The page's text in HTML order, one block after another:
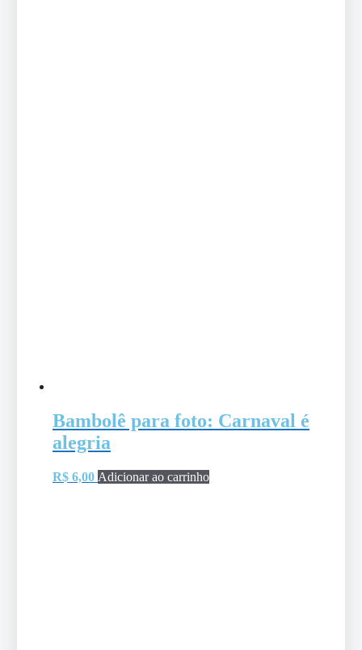
Bambolê para foto: Carnaval é
alegria
R$6,00 Adicionar ao carrinho